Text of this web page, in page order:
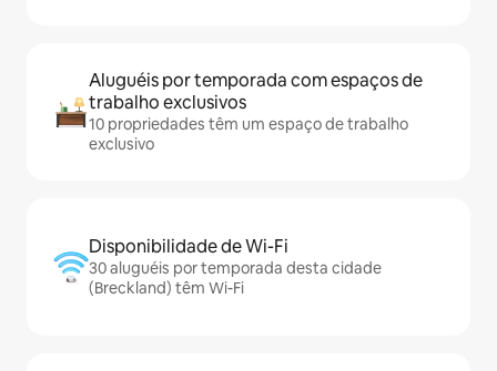
Aluguéis por temporada com espaços de
trabalho exclusivos
10 propriedades têm um espaço de trabalho
exclusivo
Disponibilidade de Wi-Fi
30 aluguéis por temporada desta cidade
(Breckland) têm Wi-Fi